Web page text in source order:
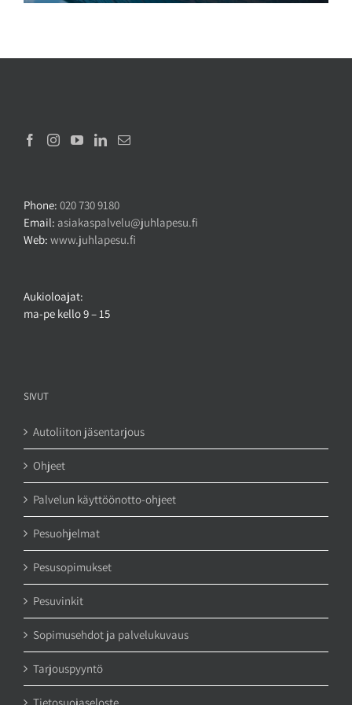
Phone: 020 730 9180
Email: asiakaspalvelu@juhlapesu.fi
Web: www.juhlapesu.fi
Aukioloajat:
ma-pe kello 9 – 15
SIVUT
Autoliiton jäsentarjous
Ohjeet
Palvelun käyttöönotto-ohjeet
Pesuohjelmat
Pesusopimukset
Pesuvinkit
Sopimusehdot ja palvelukuvaus
Tarjouspyyntö
Tietosuojaseloste